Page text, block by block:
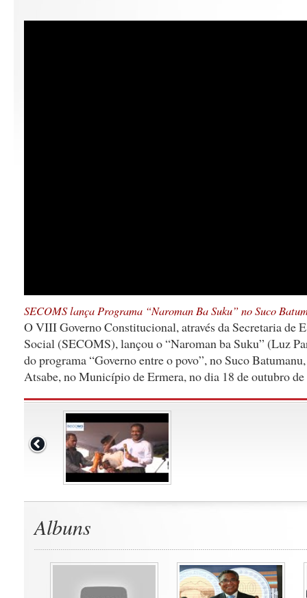
SECOMS lança Programa “Naroman Ba Suku” no Suco
O VIII Governo Constitucional, através da Secretaria de
Social (SECOMS), lançou o “Naroman ba Suku” (Luz
do programa “Governo entre o povo”, no Suco
Atsabe, no Município de Ermera, no dia 18 de outubro
Albuns